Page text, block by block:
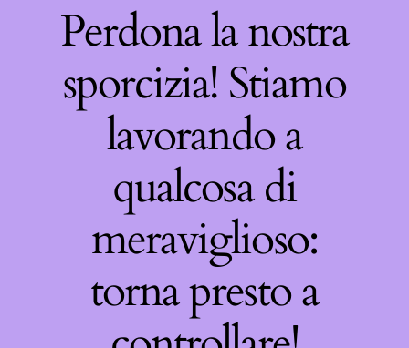
Perdona la nostra
sporcizia! Stiamo
lavorando a
qualcosa di
meraviglioso:
torna presto a